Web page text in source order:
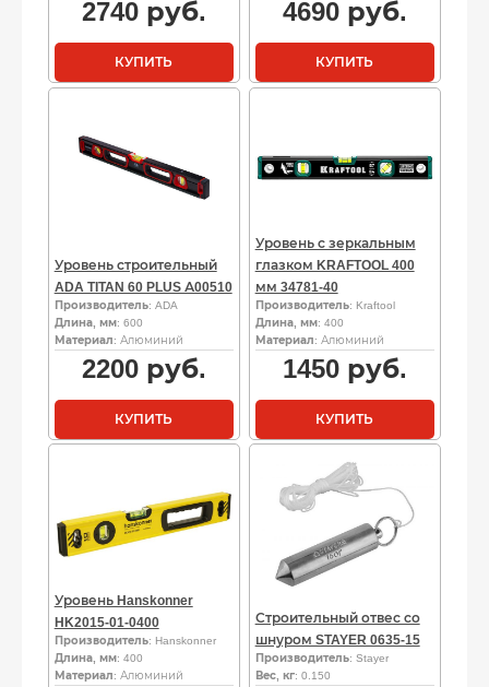
2740руб.
КУПИТЬ
4690руб.
КУПИТЬ
Уровень строительный
ADA TITAN 60 PLUS А00510
Производитель: ADA
Длина, мм: 600
Материал: Алюминий
2200руб.
КУПИТЬ
Уровень с зеркальным
глазком KRAFTOOL 400
мм 34781-40
Производитель: Kraftool
Длина, мм: 400
Материал: Алюминий
1450руб.
КУПИТЬ
Уровень Hanskonner
HK2015-01-0400
Производитель: Hanskonner
Длина, мм: 400
Материал: Алюминий
Строительный отвес со
шнуром STAYER 0635-15
Производитель: Stayer
Вес, кг: 0.150